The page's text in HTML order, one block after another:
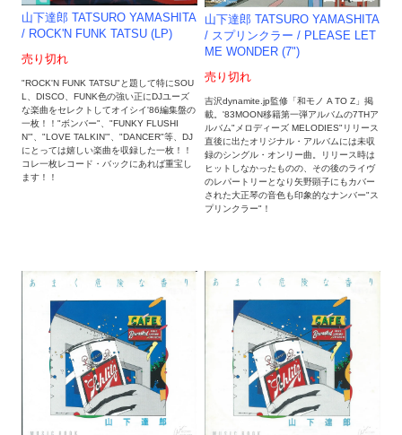
山下達郎 TATSURO YAMASHITA
/ ROCK'N FUNK TATSU (LP)
売り切れ
"ROCK'N FUNK TATSU"と題して特にSOU
L、DISCO、FUNK色の強い正にDJユーズ
な楽曲をセレクトしてオイシイ'86編集盤の
一枚！！"ボンバー"、"FUNKY FLUSHI
N'"、"LOVE TALKIN'"、"DANCER"等、DJ
にとっては嬉しい楽曲を収録した一枚！！
コレ一枚レコード・バックにあれば重宝し
ます！！
山下達郎 TATSURO YAMASHITA
/ スプリンクラー / PLEASE LET
ME WONDER (7")
売り切れ
吉沢dynamite.jp監修「和モノ A TO Z」掲
載。'83MOON移籍第一弾アルバムの7THア
ルバム"メロディーズ MELODIES"リリース
直後に出たオリジナル・アルバムには未収
録のシングル・オンリー曲。リリース時は
ヒットしなかったものの、その後のライヴ
のレパートリーとなり矢野顕子にもカバー
された大正琴の音色も印象的なナンバー"ス
プリンクラー"！